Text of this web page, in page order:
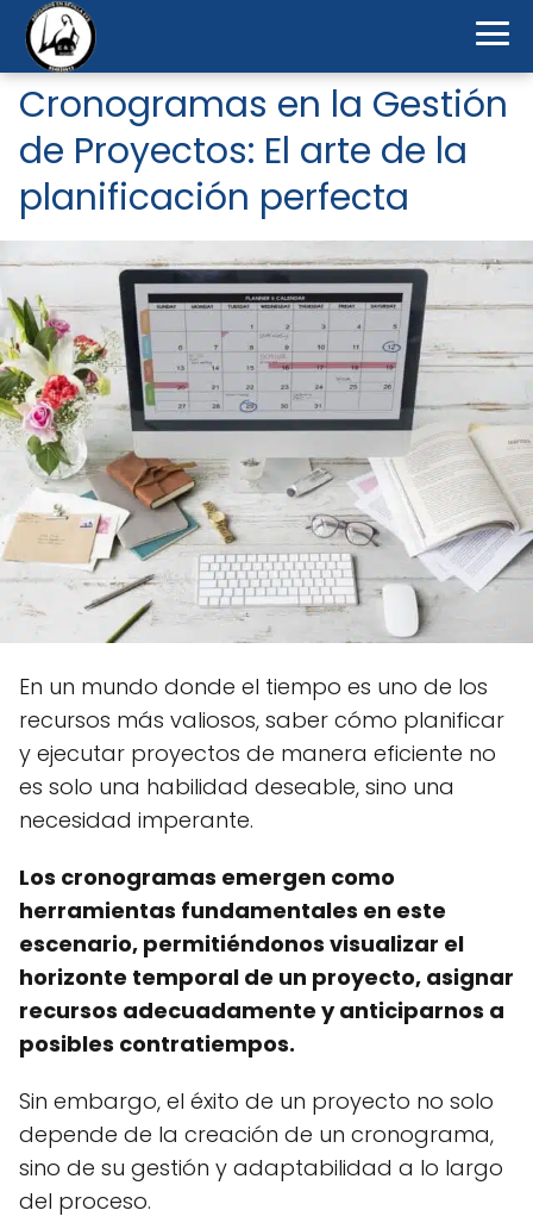
Cronogramas en la Gestión
de Proyectos: El arte de la
planificación perfecta
En un mundo donde el tiempo es uno de los
recursos más valiosos, saber cómo planificar
y ejecutar proyectos de manera eficiente no
es solo una habilidad deseable, sino una
necesidad imperante.
Los cronogramas emergen como
herramientas fundamentales en este
escenario, permitiéndonos visualizar el
horizonte temporal de un proyecto, asignar
recursos adecuadamente y anticiparnos a
posibles contratiempos.
Sin embargo, el éxito de un proyecto no solo
depende de la creación de un cronograma,
sino de su gestión y adaptabilidad a lo largo
del proceso.